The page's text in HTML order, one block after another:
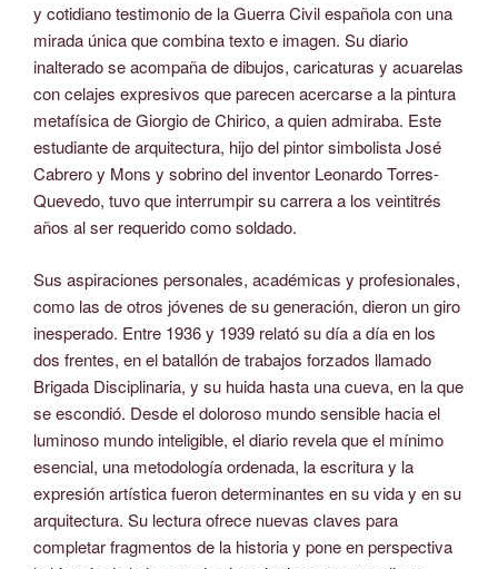
y cotidiano testimonio de la Guerra Civil española con una
mirada única que combina texto e imagen. Su diario
inalterado se acompaña de dibujos, caricaturas y acuarelas
con celajes expresivos que parecen acercarse a la pintura
metafísica de Giorgio de Chirico, a quien admiraba. Este
estudiante de arquitectura, hijo del pintor simbolista José
Cabrero y Mons y sobrino del inventor Leonardo Torres-
Quevedo, tuvo que interrumpir su carrera a los veintitrés
años al ser requerido como soldado.
Sus aspiraciones personales, académicas y profesionales,
como las de otros jóvenes de su generación, dieron un giro
inesperado. Entre 1936 y 1939 relató su día a día en los
dos frentes, en el batallón de trabajos forzados llamado
Brigada Disciplinaria, y su huida hasta una cueva, en la que
se escondió. Desde el doloroso mundo sensible hacia el
luminoso mundo inteligible, el diario revela que el mínimo
esencial, una metodología ordenada, la escritura y la
expresión artística fueron determinantes en su vida y en su
arquitectura. Su lectura ofrece nuevas claves para
completar fragmentos de la historia y pone en perspectiva